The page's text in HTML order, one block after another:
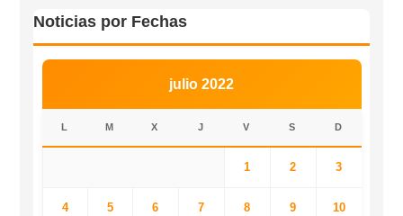
Noticias por Fechas
julio 2022
L M X J V S D
1 2 3
4 5 6 7 8 9 10